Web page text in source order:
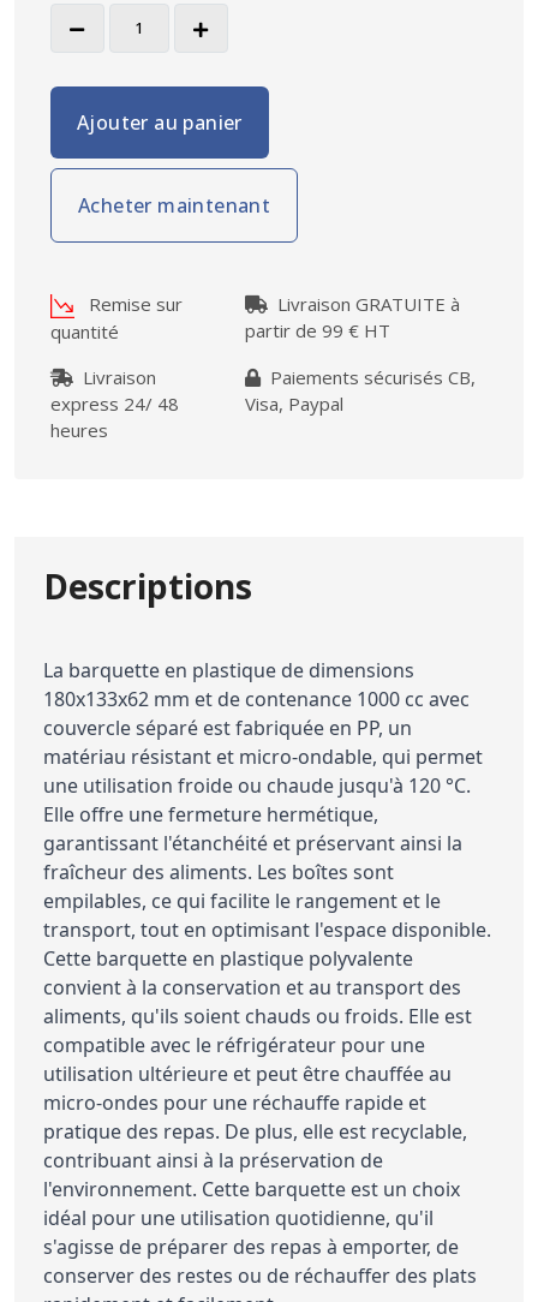
Ajouter au panier
Acheter maintenant
Remise sur
quantité
Livraison GRATUITE à
partir de 99 € HT
Livraison
express 24/ 48
heures
Paiements sécurisés CB,
Visa, Paypal
Descriptions
La barquette en plastique de dimensions
180x133x62 mm et de contenance 1000 cc avec
couvercle séparé est fabriquée en PP, un
matériau résistant et micro-ondable, qui permet
une utilisation froide ou chaude jusqu'à 120 °C.
Elle offre une fermeture hermétique,
garantissant l'étanchéité et préservant ainsi la
fraîcheur des aliments. Les boîtes sont
empilables, ce qui facilite le rangement et le
transport, tout en optimisant l'espace disponible.
Cette barquette en plastique polyvalente
convient à la conservation et au transport des
aliments, qu'ils soient chauds ou froids. Elle est
compatible avec le réfrigérateur pour une
utilisation ultérieure et peut être chauffée au
micro-ondes pour une réchauffe rapide et
pratique des repas. De plus, elle est recyclable,
contribuant ainsi à la préservation de
l'environnement. Cette barquette est un choix
idéal pour une utilisation quotidienne, qu'il
s'agisse de préparer des repas à emporter, de
conserver des restes ou de réchauffer des plats